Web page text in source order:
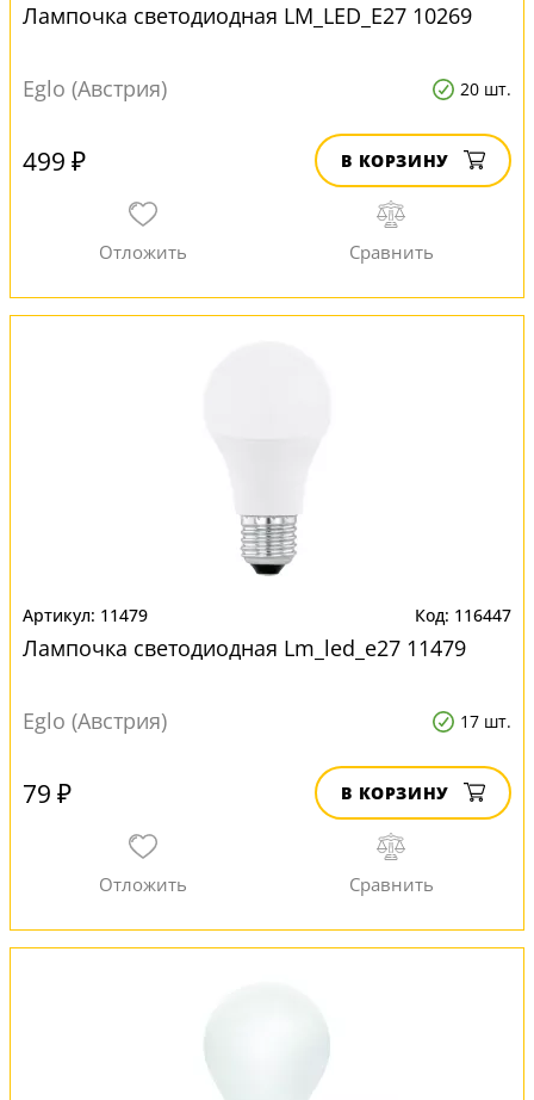
Лампочка светодиодная LM_LED_E27 10269
Eglo (Австрия) 20 шт.
499 ₽ В КОРЗИНУ
11479 116447
Лампочка светодиодная Lm_led_e27 11479
Eglo (Австрия) 17 шт.
79 ₽ В КОРЗИНУ